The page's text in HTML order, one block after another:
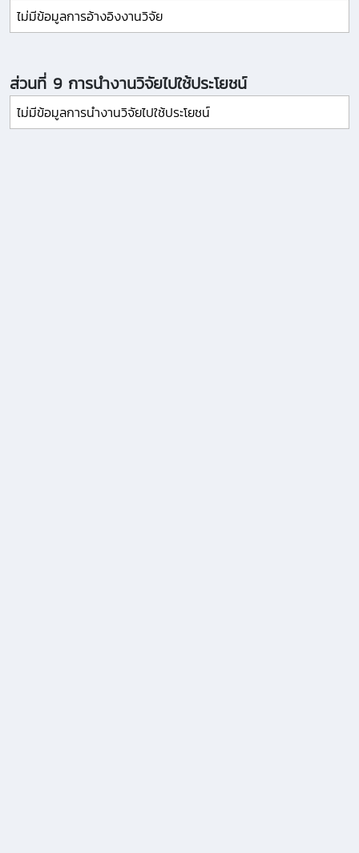
ไม่มีข้อมูลการอ้างอิงงานวิจัย
ส่วนที่ 9 การนำงานวิจัยไปใช้ประโยชน์
ไม่มีข้อมูลการนำงานวิจัยไปใช้ประโยชน์